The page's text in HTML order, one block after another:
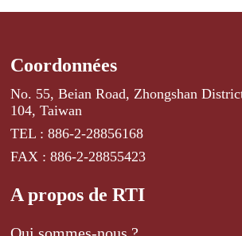
Coordonnées
No. 55, Beian Road, Zhongshan
104, Taiwan
TEL : 886-2-28856168
FAX : 886-2-28855423
A propos de RTI